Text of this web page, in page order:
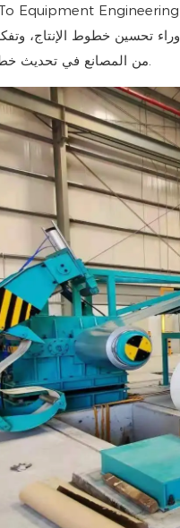
تحسين خطوط الإنتاج،